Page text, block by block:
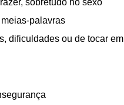
sobretudo no sexo
palavras
dificuldades ou de tocar em